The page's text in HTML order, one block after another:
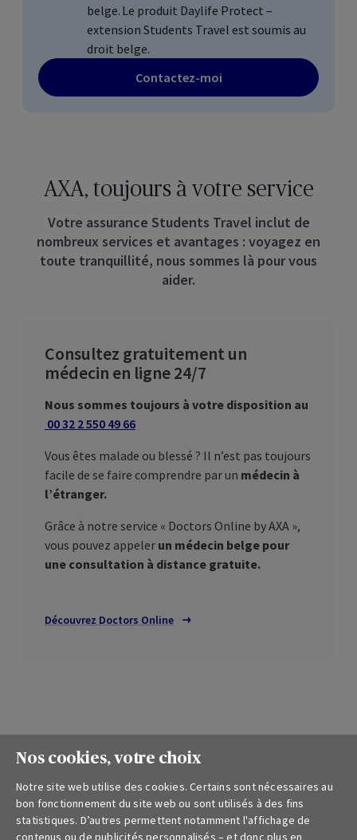
belge. Le produit Daylife Protect –
extension Students Travel est soumis au
droit belge.
Contactez-moi
AXA, toujours à votre service
Votre assurance Students Travel inclut de
nombreux services et avantages : voyagez en
toute tranquillité, nous sommes là pour vous
aider.
Consultez gratuitement un
médecin en ligne 24/7
Nous sommes toujours à votre disposition au
00 32 2 550 49 66
Vous êtes malade ou blessé ? Il n’est pas toujours
facile de se faire comprendre par un médecin à
l’étranger.
Grâce à notre service « Doctors Online byAXA »,
vous pouvez appeler un médecin belge pour
une consultation à distance gratuite.
Découvrez Doctors Online
Vous avez une question ?
Nous sommes à votre écoute ! N’hésitez pas à
utiliser les liens ci-dessous pour nous contacter.
Nous nous engageons à vous répondre dans les
Nos cookies, votre choix
Notre site web utilise des cookies. Certains sont nécessaires au
bon fonctionnement du site web ou sont utilisés à des fins
statistiques. D’autres permettent notamment l'affichage de
contenus ou de publicités personnalisés – et donc plus en